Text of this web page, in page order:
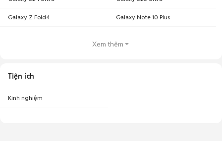
Galaxy Z Fold4 Galaxy Note 10 Plus
Xem thêm
Tiện ích
Kinh nghiệm